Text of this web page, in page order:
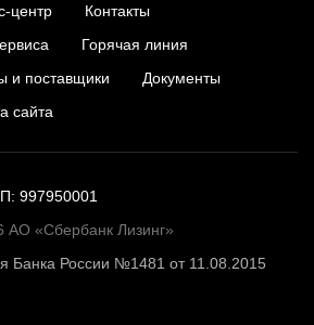
центр
Контакты
Горячая линия
и поставщики
Документы
сайта
997950001
АО «Сбербанк Лизинг»
Банка России №1481 от 11.08.2015